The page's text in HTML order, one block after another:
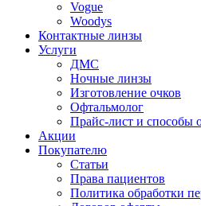
Vogue
Woodys
Контактные линзы
Услуги
ДМС
Ночные линзы
Изготовление очков
Офтальмолог
Прайс-лист и способы
Акции
Покупателю
Статьи
Права пациентов
Политика обработки